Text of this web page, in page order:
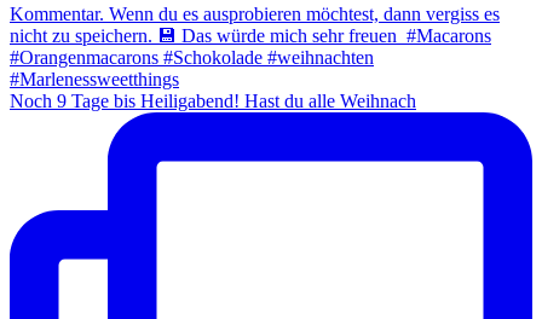
Noch 9 Tage bis Heiligabend! Hast du alle Weihnach